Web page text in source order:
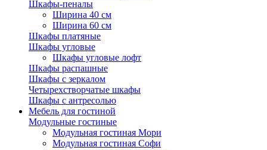
Шкафы-пеналы
Ширина 40 см
Ширина 60 см
Шкафы платяные
Шкафы угловые
Шкафы угловые лофт
Шкафы распашные
Шкафы с зеркалом
Четырехстворчатые шкафы
Шкафы с антресолью
Мебель для гостиной
Модульные гостиные
Модульная гостиная Мори
Модульная гостиная Софи